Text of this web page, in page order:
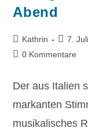
Abend
Kathrin 7.
0 Kommentare
Der aus Italien
markanten
musikalisches